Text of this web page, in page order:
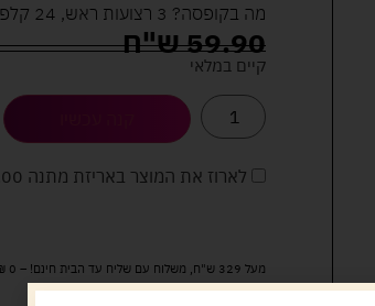
מה בקופסה? 3 רצועות ראש, 24 קלפי רגשות, שעון חול ו-24 אסימונים.
59.90ש"ח
קיים במלאי
לארוז את המוצר באריזת מתנה
מעל 329 ש"ח, משלוח עם שליח עד הבית חינם! – 0 ₪
משלוח עם שליח עד הבית: 29 ש"ח